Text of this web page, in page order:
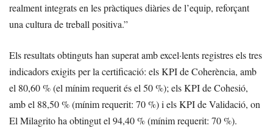
realment integrats en les pràctiques diàries de l’equip, reforçant
una cultura de treball positiva.”
Els resultats obtinguts han superat amb excel·lents registres els tres
indicadors exigits per la certificació: els KPI de Coherència, amb
el 80,60 % (el mínim requerit és el 50 %); els KPI de Cohesió,
amb el 88,50 % (mínim requerit: 70 %) i els KPI de Validació, on
El Milagrito ha obtingut el 94,40 % (mínim requerit: 70 %).